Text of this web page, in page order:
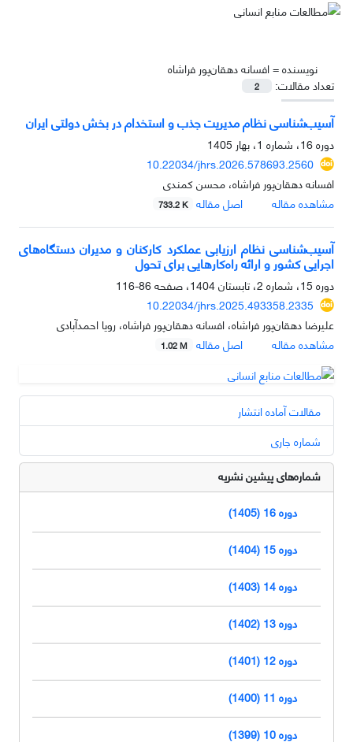
نویسنده =افسانه دهقان‌پور فراشاه
تعداد مقالات:
2
آسیب‌شناسی نظام مدیریت جذب و استخدام در بخش دولتی ایران
دوره 16، شماره 1، بهار 1405
10.22034/jhrs.2026.578693.2560
افسانه دهقان‌پور فراشاه، محسن کمندی
مشاهده مقاله
اصل مقاله 733.2 K
آسیب‌شناسی نظام ارزیابی عملکرد کارکنان و مدیران دستگاه‌های
اجرایی کشور و ارائه راه‌کارهایی برای تحول
دوره 15، شماره 2، تابستان 1404، صفحه
86-116
10.22034/jhrs.2025.493358.2335
علیرضا دهقان‌پور فراشاه، افسانه دهقان‌پور فراشاه، رویا احمدآبادی
مشاهده مقاله
اصل مقاله 1.02 M
مقالات آماده انتشار
شماره جاری
شماره‌های پیشین نشریه
دوره 16 (1405)
دوره 15 (1404)
دوره 14 (1403)
دوره 13 (1402)
دوره 12 (1401)
دوره 11 (1400)
دوره 10 (1399)